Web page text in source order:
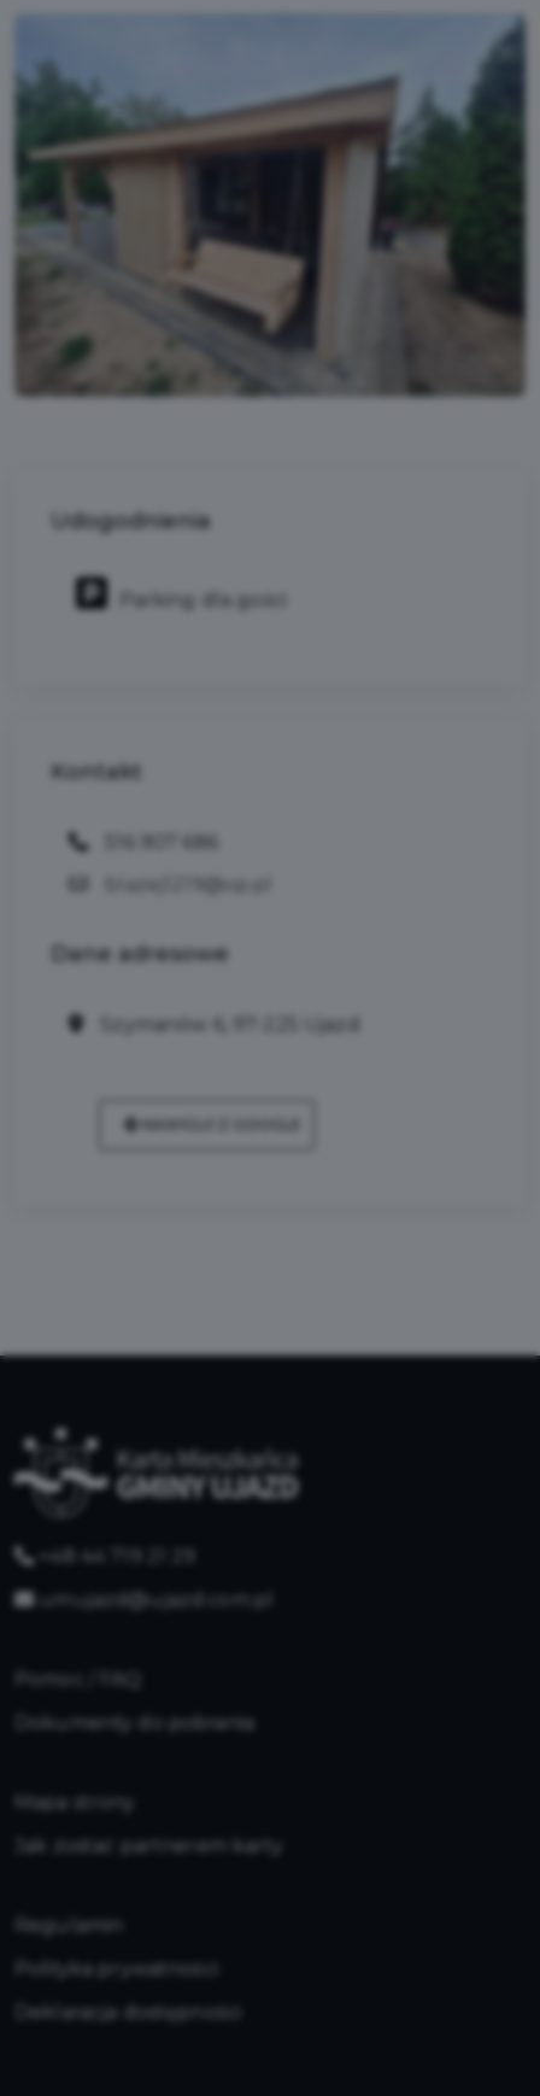
Udogodnienia
Parking dla gości
Kontakt
Dane adresowe
Szymanów 6, 97-225 Ujazd
+48 44 719 21 29
umujazd@ujazd.com.pl
Dokumenty do pobrania
Mapa strony
Jak zostać partnerem karty
Regulamin
Polityka prywatności
Deklaracja dostępności